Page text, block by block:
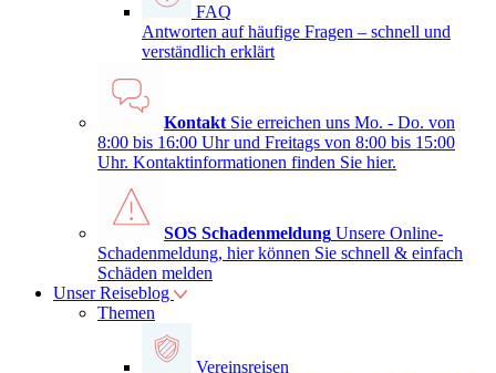
FAQ
Antworten auf häufige Fragen – schnell und
verständlich erklärt
Kontakt Sie erreichen uns Mo. - Do. von
8:00 bis 16:00 Uhr und Freitags von 8:00 bis 15:00
Uhr. Kontaktinformationen finden Sie hier.
SOS Schadenmeldung Unsere Online-
Schadenmeldung, hier können Sie schnell & einfach
Schäden melden
Unser Reiseblog
Themen
Vereinsreisen